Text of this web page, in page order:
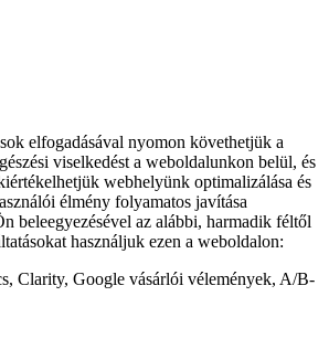
elfogadásával nyomon követhetjük a
viselkedést a weboldalunkon belül, és
webhelyünk optimalizálása és
élmény folyamatos javítása
beleegyezésével az alábbi, harmadik féltől
használjuk ezen a weboldalon:
Clarity, Google vásárlói vélemények, A/B-